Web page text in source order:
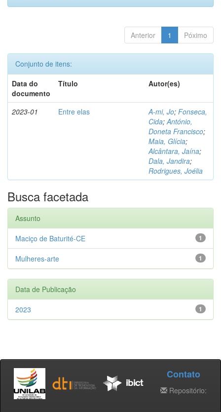
Anterior 1 Póximo
Conjunto de itens:
Data do
documento
Título Autor(es)
2023-01 Entre elas A-mi, Jo; Fonseca,
Cida;António,
Doneta Francisco;
Maia, Glícia;
Alcântara, Jaína;
Dala, Jandira;
Rodrigues, Joélia
Busca facetada
Assunto
1
Maciço de Baturité-CE
1
Mulheres-arte
Data de Publicação
1
2023
Contato
Repositório: